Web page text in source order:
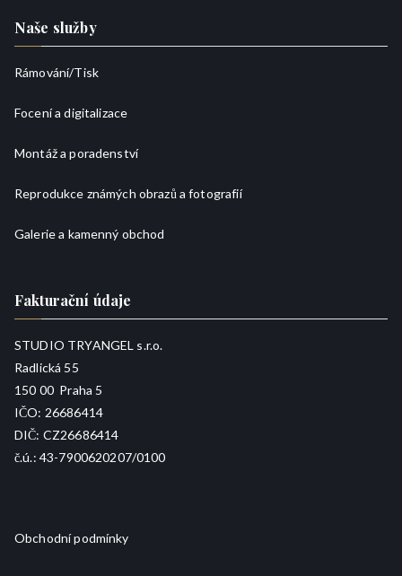
Naše služby
Rámování/Tisk
Focení a digitalizace
Montáž a poradenství
Reprodukce známých obrazů a fotografií
Galerie a kamenný obchod
Fakturační údaje
STUDIO TRYANGEL s.r.o.
Radlická 55
150 00 Praha 5
IČO: 26686414
DIČ: CZ26686414
č.ú.: 43-7900620207/0100
Obchodní podmínky